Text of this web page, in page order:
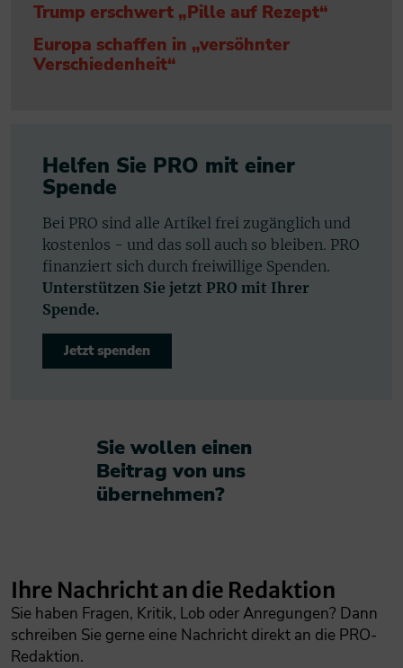
Trump erschwert „Pille auf Rezept“
Europa schaffen in „versöhnter
Verschiedenheit“
Helfen Sie PRO mit einer
Spende
Bei PRO sind alle Artikel frei zugänglich und
kostenlos - und das soll auch so bleiben. PRO
finanziert sich durch freiwillige Spenden.
Unterstützen Sie jetzt PRO mit Ihrer
Spende.
Jetzt spenden
Sie wollen einen
Beitrag von uns
übernehmen?​
Ihre Nachricht an die Redaktion
Sie haben Fragen, Kritik, Lob oder Anregungen? Dann
schreiben Sie gerne eine Nachricht direkt an die PRO-
Redaktion.